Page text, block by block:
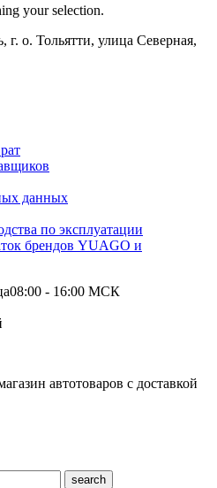
your selection.
г. о. Тольятти, улица Северная,
данных
по эксплуатации
брендов YUAGO и
08:00 - 16:00 МСК
автотоваров с доставкой